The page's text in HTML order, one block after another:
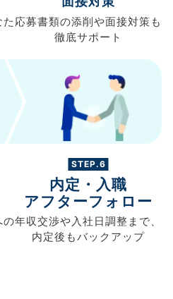
た 応募書類の添削や面接対策も
徹底サポート
の
STEP.6
内定・入職
アフターフォロー
年収交渉や入社日調整まで、
内定後もバックアップ